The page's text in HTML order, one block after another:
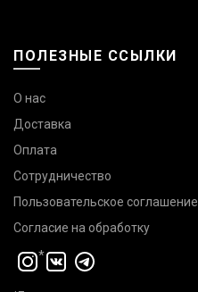
ПОЛЕЗНЫЕ ССЫЛКИ
О нас
Доставка
Оплата
Сотрудничество
Пользовательское соглашение
Согласие на обработку
*